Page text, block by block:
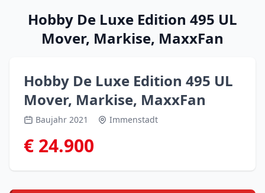
Hobby De Luxe Edition 495 UL
Mover, Markise, MaxxFan
Hobby De Luxe Edition 495 UL
Mover, Markise, MaxxFan
Baujahr 2021 Immenstadt
€ 24.900